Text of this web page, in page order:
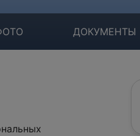
ДОКУМЕНТЫ